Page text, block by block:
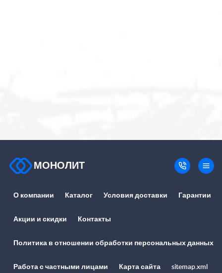
МОНОЛИТ
О компании Каталог Условия доставки Гарантии
Акции и скидки Контакты
Политика в отношении обработки персональных данных
Работа с частными лицами Карта сайта sitemap.xml